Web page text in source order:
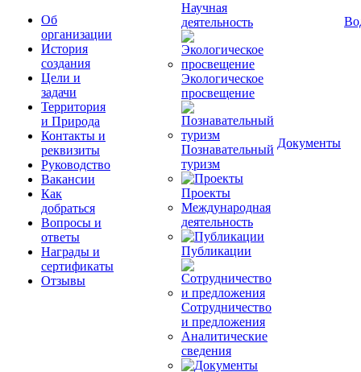
Об
организации
История
создания
Цели и
задачи
Территория
и Природа
Контакты и
реквизиты
Руководство
Вакансии
Как
добраться
Вопросы и
ответы
Награды и
сертификаты
Отзывы
Научная
деятельность
Экологическое
просвещение
Познавательный
туризм
Проекты
Международная
деятельность
Публикации
Сотрудничество
и предложения
Аналитические
сведения
Документы